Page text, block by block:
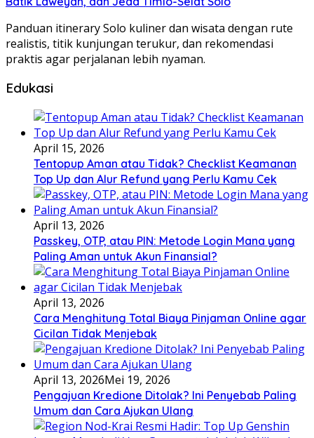
Panduan itinerary Solo kuliner dan wisata dengan rute
realistis, titik kunjungan terukur, dan rekomendasi
praktis agar perjalanan lebih nyaman.
Edukasi
April 15, 2026
Tentopup Aman atau Tidak? Checklist Keamanan
Top Up dan Alur Refund yang Perlu Kamu Cek
April 13, 2026
Passkey, OTP, atau PIN: Metode Login Mana yang
Paling Aman untuk Akun Finansial?
April 13, 2026
Cara Menghitung Total Biaya Pinjaman Online agar
Cicilan Tidak Menjebak
April 13, 2026Mei 19, 2026
Pengajuan Kredione Ditolak? Ini Penyebab Paling
Umum dan Cara Ajukan Ulang